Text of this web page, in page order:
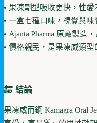
• 果凍劑型吸收更快，性愛
• 一盒七種口味，視覺與味
• Ajanta Pharma 原廠製造
• 價格親民，是果凍威類型
🔚 結論
果凍威而鋼 Kamagra Oral